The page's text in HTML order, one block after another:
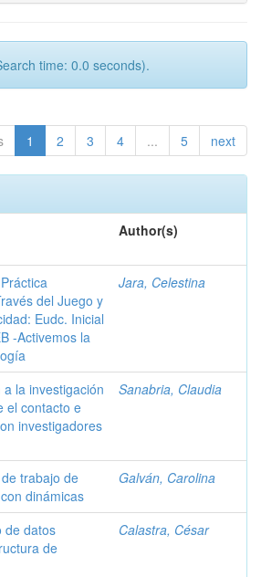
time: 0.0 seconds).
1 2 3 4 ... 5 next
Author(s)
del Juego y
Eudc. Inicial
-Activemos la
Jara, Celestina
la investigación
el contacto e
investigadores
Sanabria, Claudia
trabajo de
dinámicas
Galván, Carolina
de datos
de
Calastra, César